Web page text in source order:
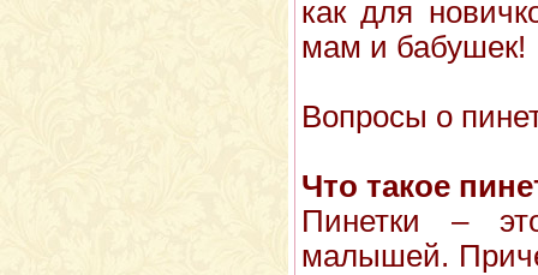
как для
мам и бабушек!
Вопросы о
Что такое
Пинетки –
малышей.